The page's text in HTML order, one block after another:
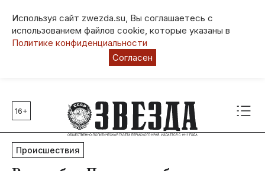
Используя сайт zwezda.su, Вы соглашаетесь с
использованием файлов cookie, которые указаны в
Политике конфиденциальности
Согласен
Главные темы
80 лет Победы
Молодежная столица РФ
16+
Происшествия